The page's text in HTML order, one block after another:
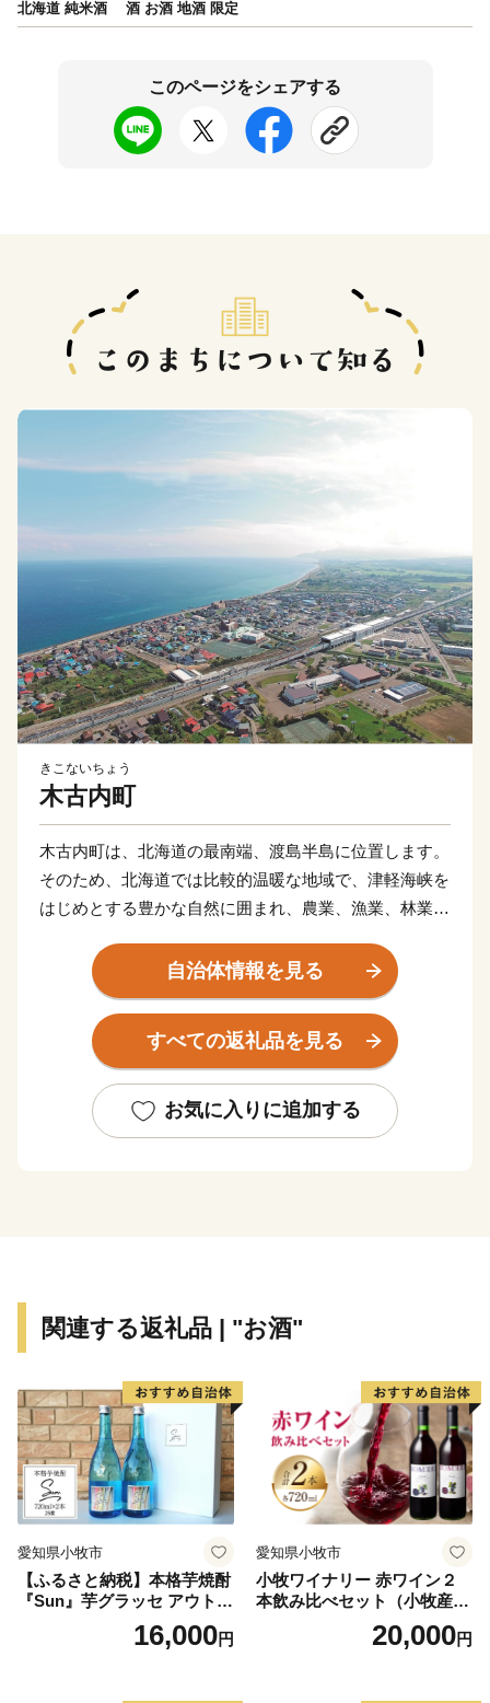
北海道 純米酒 酒 お酒 地酒 限定
このページをシェアする
きこないちょう
木古内町
木古内町は、北海道の最南端、渡島半島に位置します。
そのため、北海道では比較的温暖な地域で、津軽海峡を
はじめとする豊かな自然に囲まれ、農業、漁業、林業が
このほかにも、天保2年（1831年）から続く、厳寒の津
軽海峡で神社のご神体を清め、1年の豊漁豊作などを祈
願する「みそぎ祭り」など歴史と関連するイベントなど
も行われます。
自治体情報を見る
すべての返礼品を見る
お気に入りに追加する
関連する返礼品 | "お酒"
愛知県小牧市
【ふるさと納税】本格芋焼酎
『Sun』芋グラッセ アウトド
ア ソロキャンプ ベランピン
グ 巣ごもり 就労支援16,000円
愛知県小牧市
小牧ワイナリー 赤ワイン２
本飲み比べセット（小牧産ぶ
どう100％使用）20,000円